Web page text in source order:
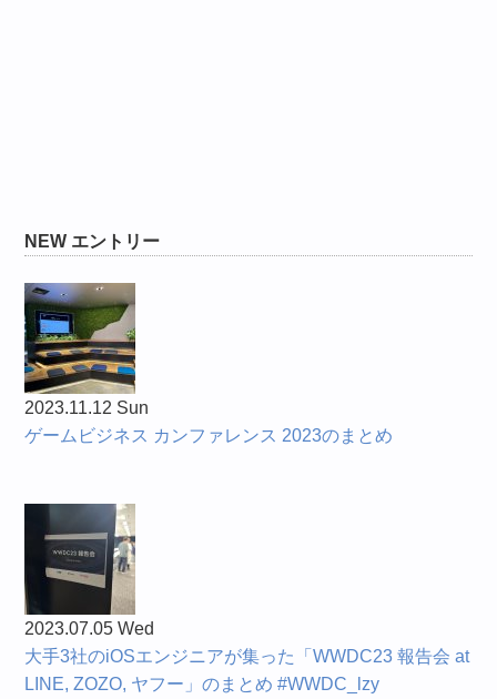
NEW エントリー
2023.11.12 Sun
ゲームビジネス カンファレンス 2023のまとめ
2023.07.05 Wed
大手3社のiOSエンジニアが集った「WWDC23 報告会 at
LINE, ZOZO, ヤフー」のまとめ #WWDC_lzy